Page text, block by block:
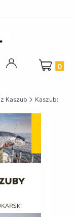
Produkty
Kaszub Kaszubskie